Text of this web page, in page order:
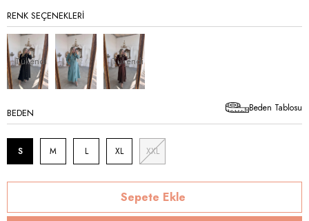
RENK SEÇENEKLERI
Tükendi Tükendi
BEDEN
S M L XL XXL
Beden Tablosu